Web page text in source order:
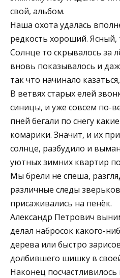
свой, альбом.
Наша охота удалась
редкость хороший.
Солнце то скрывалось за
вновь показывалось и
так что начинало
В ветвях старых елей
синицы, и уже совсем по-
пней бегали по снегу
комарики. Значит, и их
солнце, разбудило и
уютных зимних квартир
Мы брели не спеша,
различные следы
присаживались на пенёк.
Александр Петрович
делал набросок какого-
дерева или быстро
долбившего шишку в
Наконец